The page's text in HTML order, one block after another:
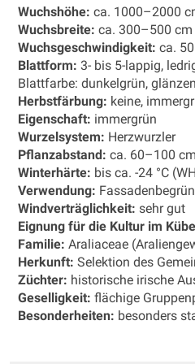
Wuchshöhe: ca. 1000–2000
Wuchsbreite: ca. 300–500 cm
Wuchsgeschwindigkeit: ca.
Blattform: 3- bis 5-lappig,
Blattfarbe: dunkelgrün,
Herbstfärbung: keine,
Eigenschaft: immergrün
Wurzelsystem: Herzwurzler
Pflanzabstand: ca. 60–100 cm
Winterhärte: bis ca. -24 °C
Verwendung:
Windverträglichkeit: sehr gut
Eignung für die Kultur im
Familie: Araliaceae
Herkunft: Selektion des
Züchter: historische irische
Geselligkeit: flächige
Besonderheiten: besonders